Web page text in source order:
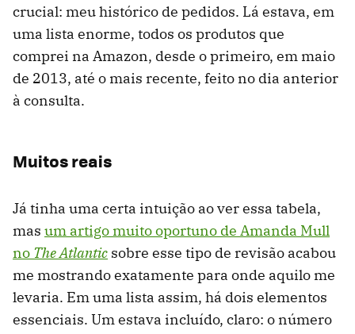
crucial: meu histórico de pedidos. Lá estava, em
uma lista enorme, todos os produtos que
comprei na Amazon, desde o primeiro, em maio
de 2013, até o mais recente, feito no dia anterior
à consulta.
Muitos reais
Já tinha uma certa intuição ao ver essa tabela,
mas um artigo muito oportuno de Amanda Mull
no The Atlantic sobre esse tipo de revisão acabou
me mostrando exatamente para onde aquilo me
levaria. Em uma lista assim, há dois elementos
essenciais. Um estava incluído, claro: o número